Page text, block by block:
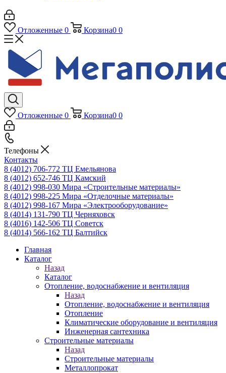
Отложенные 0 Корзина0 0
Отложенные 0 Корзина0 0
Телефоны
Контакты
8 (4012) 706-772 ТЦ Емельянова
8 (4012) 652-746 ТЦ Камский
8 (4012) 998-030 Мира «Строительные материалы»
8 (4012) 998-225 Мира «Отделочные материалы»
8 (4012) 998-167 Мира «Электрооборудование»
8 (4014) 131-790 ТЦ Черняховск
8 (4016) 142-506 ТЦ Советск
8 (4014) 566-162 ТЦ Балтийск
Главная
Каталог
Назад
Каталог
Отопление, водоснабжение и вентиляция
Назад
Отопление, водоснабжение и вентиляция
Отопление
Климатические оборудование и вентиляция
Инженерная сантехника
Строительные материалы
Назад
Строительные материалы
Металлопрокат